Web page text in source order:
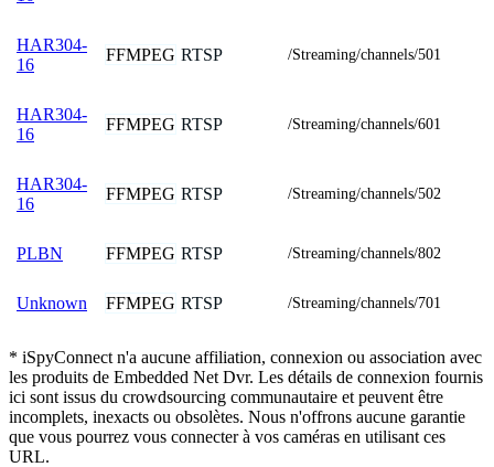
HAR304-
16
FFMPEG RTSP /Streaming/channels/501
HAR304-
16
FFMPEG RTSP /Streaming/channels/601
HAR304-
16
FFMPEG RTSP /Streaming/channels/502
PLBN FFMPEG RTSP /Streaming/channels/802
Unknown FFMPEG RTSP /Streaming/channels/701
* iSpyConnect n'a aucune affiliation, connexion ou association avec
les produits de Embedded Net Dvr. Les détails de connexion fournis
ici sont issus du crowdsourcing communautaire et peuvent être
incomplets, inexacts ou obsolètes. Nous n'offrons aucune garantie
que vous pourrez vous connecter à vos caméras en utilisant ces
URL.